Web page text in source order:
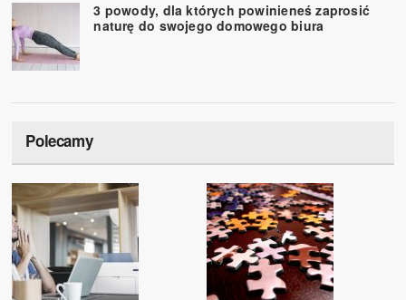
3 powody, dla których powinieneś zaprosić
naturę do swojego domowego biura
Polecamy